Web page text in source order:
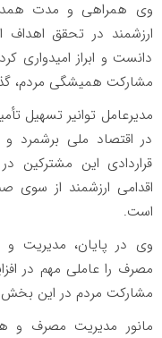
وی همراهی و مدت
ارزشمند در تحقق
دانست و ابراز
مشارکت همیشگی مردم،
مدیرعامل توانیر تسهیل
در اقتصاد ملی برشمرد و
قراردادی این مشترکین
اقدامی ارزشمند از سوی
است.
وی در پایان، مدیریت
مصرف را عاملی مهم در
مشارکت مردم در این بخش